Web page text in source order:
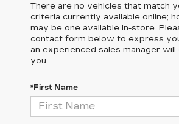
There are no vehicles that match
criteria currently available online;
may be one available in-store.
contact form below to express
an experienced sales manager
you.
*First Name